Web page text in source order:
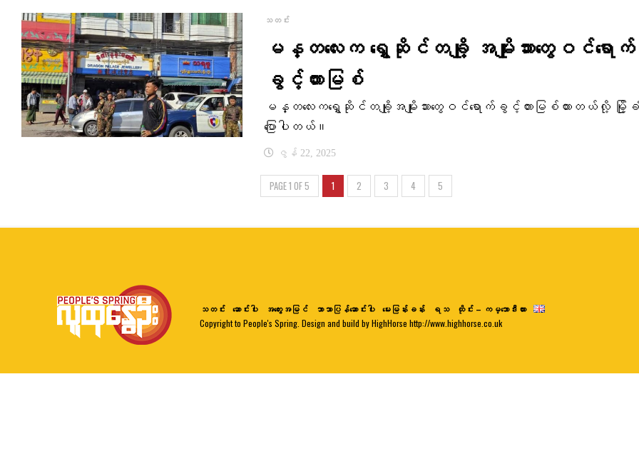
သတင်း
မန္တလေးက ရွှေဆိုင်တချို့ အမျိုးသားတွေဝင်ရောက်
ခွင့်တားမြစ်
မန္တလေးကရွှေဆိုင်တချို့အမျိုးသားတွေဝင်ရောက်ခွင့်တားမြစ်ထားတယ်လို့ မြို့
ပြောပါတယ်။
ဇွန် 22, 2025
PAGE 1 OF 5 1 2 3 4 5
သတင်း ဆောင်းပါး အတွေးအမြင် ဘာသာပြန်ဆောင်းပါး မေးမြန်းခန်း ရသ
ထိုင်း – ကမ္ဘောဒီးယား
Copyright to People's Spring. Design and build by HighHorse http://www.highhorse.co.uk